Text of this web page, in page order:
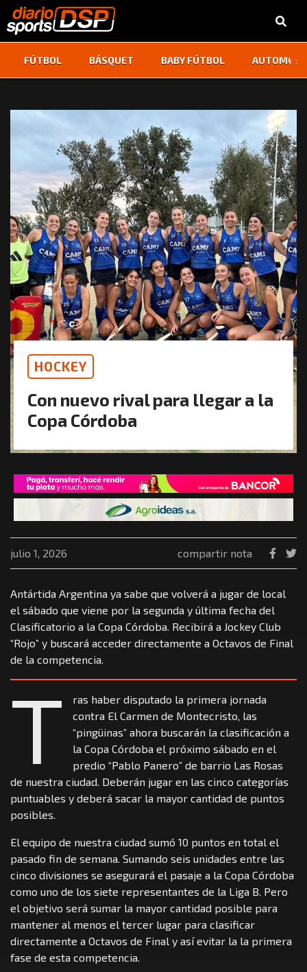
FÚTBOL BÁSQUET BABY FÚTBOL ‹ ›
HOCKEY
Con nuevo rival para llegar a la
Copa Córdoba
julio 1, 2026 compartir nota
Antártida Argentina ya sabe que volverá a jugar de local
el sábado que viene por la segunda y última fecha del
Clasificatorio a la Copa Córdoba. Recibirá a Jockey Club
“Rojo” y buscará acceder directamente a Octavos de Final
de la competencia.
T
ras haber disputado la primera jornada
contra El Carmen de Montecristo, las
“pingüinas” ahora buscarán la clasificación a
la Copa Córdoba el próximo sábado en el
predio “Pablo Panero” de barrio Las Rosas
de nuestra ciudad. Deberán jugar en las cinco categorías
puntuables y deberá sacar la mayor cantidad de puntos
posibles.
El equipo de nuestra ciudad sumó 10 puntos en total el
pasado fin de semana. Sumando seis unidades entre las
cinco divisiones se asegurará el pasaje a la Copa Córdoba
como uno de los siete representantes de la Liga B. Pero
el objetivo será sumar la mayor cantidad posible para
mantener al menos el tercer lugar para clasificar
directamente a Octavos de Final y así evitar la la primera
fase de esta competencia.